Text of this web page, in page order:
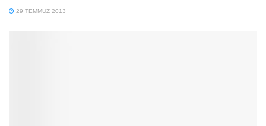
29 TEMMUZ 2013